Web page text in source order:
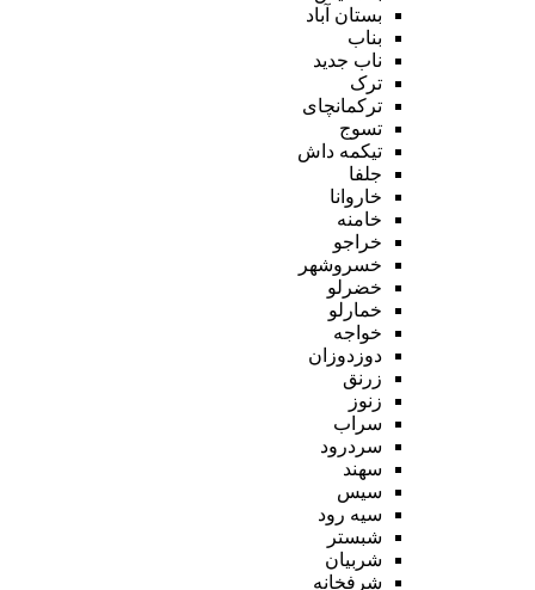
بستان آباد
بناب
ناب جدید
ترک
ترکمانچای
تسوج
تیکمه داش
جلفا
خاروانا
خامنه
خراجو
خسروشهر
خضرلو
خمارلو
خواجه
دوزدوزان
زرنق
زنوز
سراب
سردرود
سهند
سیس
سیه رود
شبستر
شربیان
شرفخانه